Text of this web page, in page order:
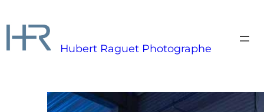
au
contenu
Hubert Raguet Photographe